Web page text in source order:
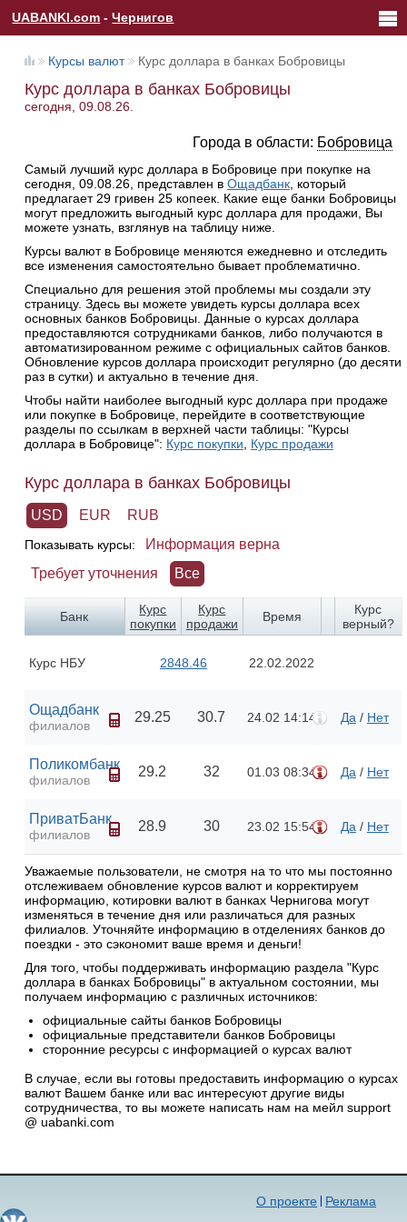
UABANKI.com -Чернигов
Курсы валют Курс доллара в банках Бобровицы
Курс доллара в банках Бобровицы
сегодня, 09.08.26.
Города в области: Бобровица
Самый лучший курс доллара в Бобровице при покупке на
сегодня, 09.08.26, представлен в Ощадбанк, который
предлагает 29 гривен 25 копеек. Какие еще банки Бобровицы
могут предложить выгодный курс доллара для продажи, Вы
можете узнать, взглянув на таблицу ниже.
Курсы валют в Бобровице меняются ежедневно и отследить
все изменения самостоятельно бывает проблематично.
Специально для решения этой проблемы мы создали эту
страницу. Здесь вы можете увидеть курсы доллара всех
основных банков Бобровицы. Данные о курсах доллара
предоставляются сотрудниками банков, либо получаются в
автоматизированном режиме с официальных сайтов банков.
Обновление курсов доллара происходит регулярно (до десяти
раз в сутки) и актуально в течение дня.
Чтобы найти наиболее выгодный курс доллара при продаже
или покупке в Бобровице, перейдите в соответствующие
разделы по ссылкам в верхней части таблицы: "Курсы
доллара в Бобровице": Курс покупки Курс продажи
Курс доллара в банках Бобровицы
USD EUR RUB
Показывать курсы:
Информация верна
Требует уточнения
Все
Банк
Курс
покупки
Курс
продажи
Время
Курс
верный?
Курс НБУ 2848.46 22.02.2022
Ощадбанк
филиалов
29.25 30.7 24.02 14:14 Да / Нет
Поликомбанк
филиалов
29.2 32 01.03 08:34 Да / Нет
ПриватБанк
филиалов
28.9 30 23.02 15:54 Да / Нет
Уважаемые пользователи, не смотря на то что мы постоянно
отслеживаем обновление курсов валют и корректируем
информацию, котировки валют в банках Чернигова могут
изменяться в течение дня или различаться для разных
филиалов. Уточняйте информацию в отделениях банков до
поездки - это сэкономит ваше время и деньги!
Для того, чтобы поддерживать информацию раздела "Курс
доллара в банках Бобровицы" в актуальном состоянии, мы
получаем информацию с различных источников:
официальные сайты банков Бобровицы
официальные представители банков Бобровицы
сторонние ресурсы с информацией о курсах валют
В случае, если вы готовы предоставить информацию о курсах
валют Вашем банке или вас интересуют другие виды
сотрудничества, то вы можете написать нам на мейл support
@ uabanki.com
Реклама
О проекте